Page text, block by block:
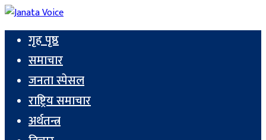
गृह पृष्ठ
समाचार
जनता स्पेसल
राष्ट्रिय समाचार
अर्थतन्त्र